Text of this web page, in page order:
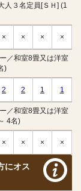
３名定員[ＳＨ] (1
× × × ×
／和室8畳又は洋室
)
2 2 1 1
／和室8畳又は洋室
4名)
× × × ×
にオス